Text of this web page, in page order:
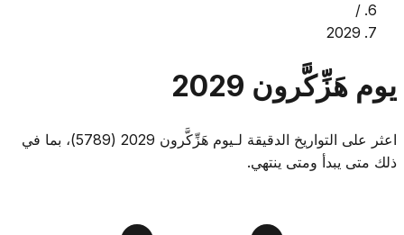
/
2029
يوم هَزِّكَّرون 2029
اعثر على التواريخ الدقيقة لـيوم هَزِّكَّرون 2029 (5789)، بما في
ذلك متى يبدأ ومتى ينتهي.